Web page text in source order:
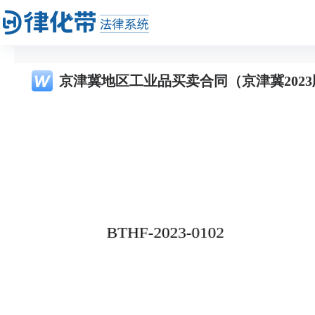
京津冀地区工业品买卖合同（京津冀